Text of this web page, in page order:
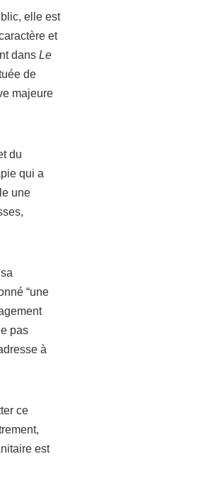
elle est
et
dans Le
de
majeure
du
qui a
une
“une
pas
à
ce
est